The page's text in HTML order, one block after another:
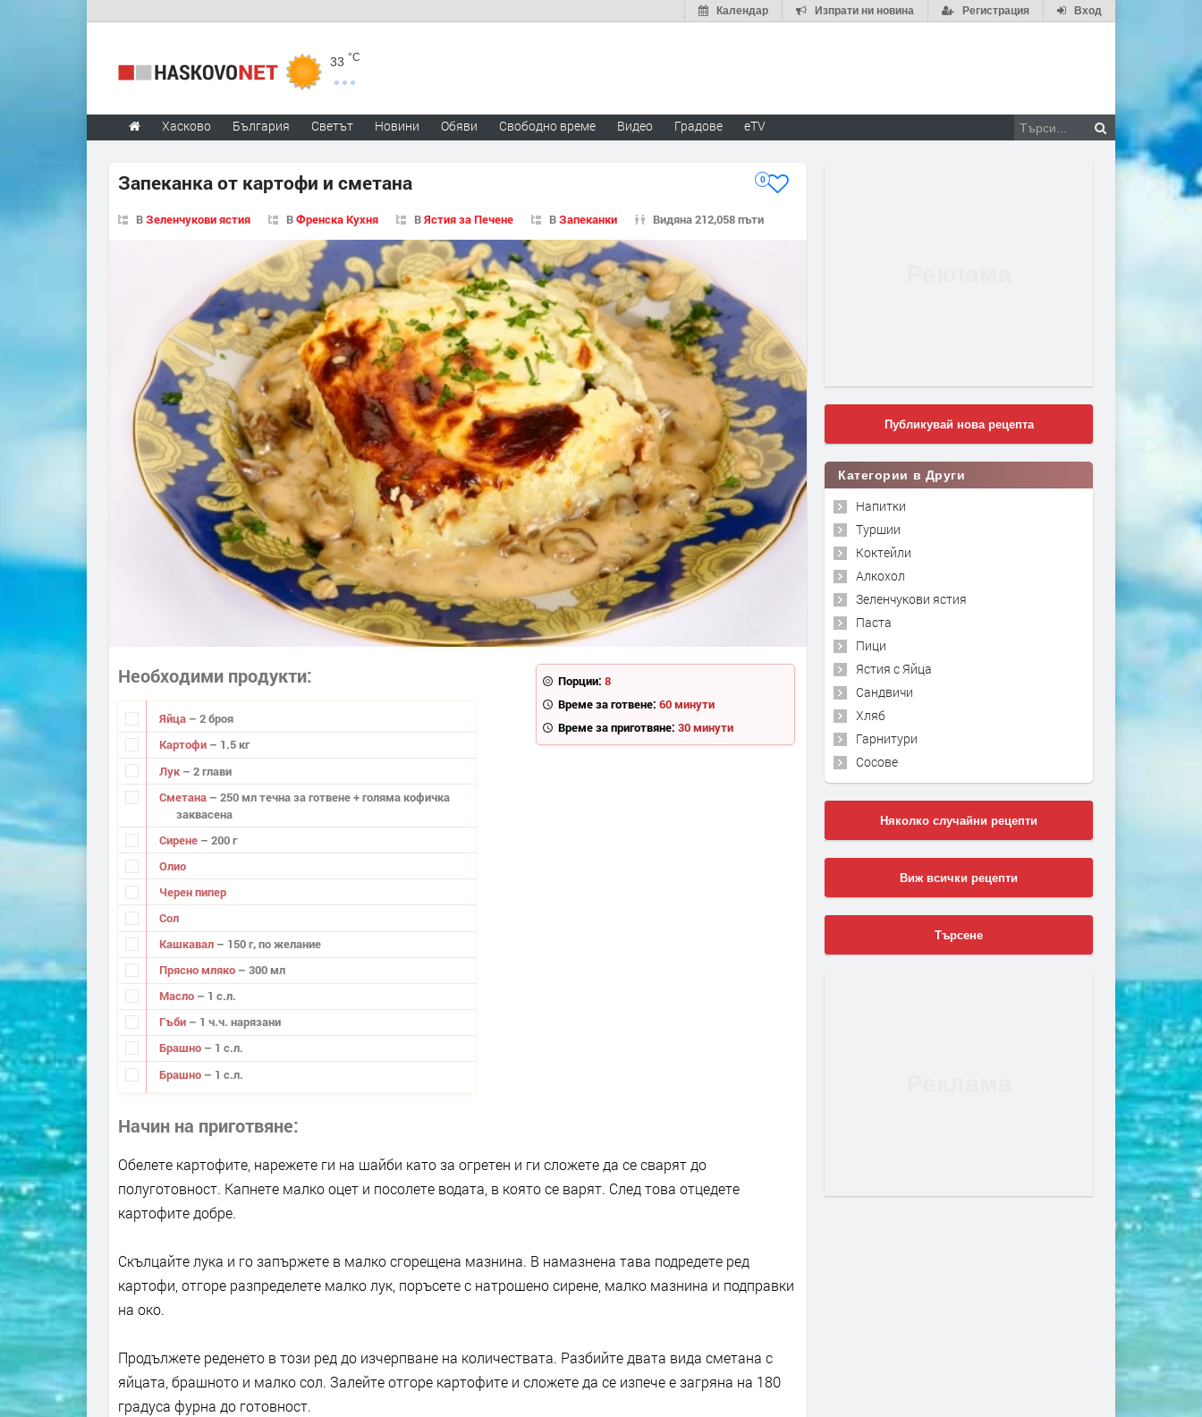
Вход
Регистрация
Изпрати ни новина
Календар
33 °C
Хасково България Светът Новини Обяви Свободно време Видео Градове eTV
Запеканка от картофи и сметана 0
ВЗеленчукови ястия ВФренска Кухня ВЯстия за Печене ВЗапеканки Видяна 212,058 пъти
Порции: 8
Време за готвене: 60 минути
Време за приготвяне: 30 минути
Необходими продукти
Яйца – 2 броя
Картофи – 1.5 кг
Лук – 2 глави
Сметана – 250 мл течна за готвене + голяма кофичка
заквасена
Сирене – 200 г
Олио
Черен пипер
Сол
Кашкавал – 150 г, по желание
Прясно мляко – 300 мл
Масло – 1 с.л.
Гъби – 1 ч.ч. нарязани
Брашно – 1 с.л.
Брашно – 1 с.л.
Начин на приготвяне
Обелете картофите, нарежете ги на шайби като за огретен и ги сложете да се сварят до
полуготовност. Капнете малко оцет и посолете водата, в която се варят. След това отцедете
картофите добре.
Скълцайте лука и го запържете в малко сгорещена мазнина. В намазнена тава подредете ред
картофи, отгоре разпределете малко лук, поръсете с натрошено сирене, малко мазнина и подправки
на око.
Продължете реденето в този ред до изчерпване на количествата. Разбийте двата вида сметана с
яйцата, брашното и малко сол. Залейте отгоре картофите и сложете да се изпече е загряна на 180
градуса фурна до готовност.
Публикувай нова рецепта
Категории в Други
Напитки
Туршии
Коктейли
Алкохол
Зеленчукови ястия
Паста
Пици
Ястия с Яйца
Сандвичи
Хляб
Гарнитури
Сосове
Няколко случайни рецепти
Виж всички рецепти
Търсене